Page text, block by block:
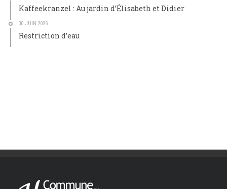
Kaffeekranzel : Au jardin d’Élisabeth et Didier
30 JUIN 2026
Restriction d’eau